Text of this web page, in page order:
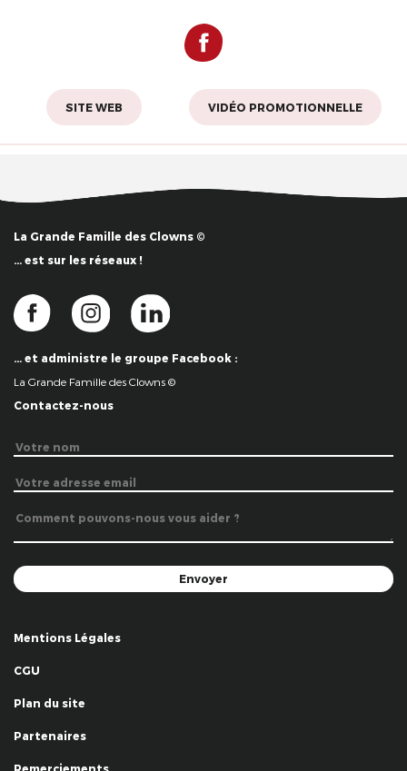
SITE WEB VIDÉO PROMOTIONNELLE
La Grande Famille des Clowns ©
… est sur les réseaux !
… et administre le groupe Facebook :
La Grande Famille des Clowns ©
Contactez-nous
Mentions Légales
CGU
Plan du site
Partenaires